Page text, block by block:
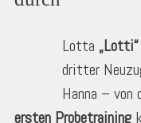
Lotta „Lotti“
dritter
Hanna – von
ersten Probetraining